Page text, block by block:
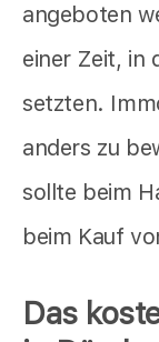
angeboten
einer Zeit, in
setzten.
anders zu
sollte beim
beim Kauf
Das